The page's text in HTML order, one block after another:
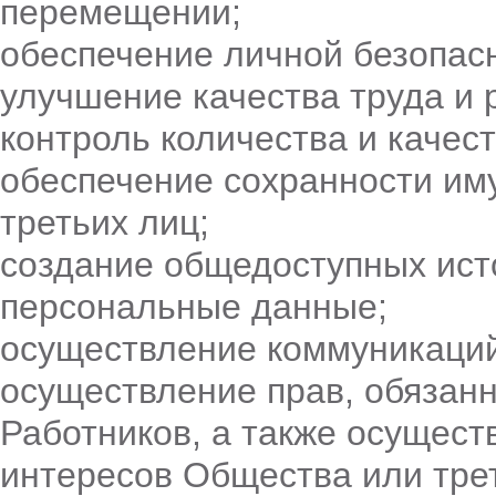
перемещении;
обеспечение личной
улучшение качества труда
контроль количества и
обеспечение сохранности
третьих лиц;
создание общедоступных
персональные данные;
осуществление
осуществление прав,
Работников, а также
интересов Общества или